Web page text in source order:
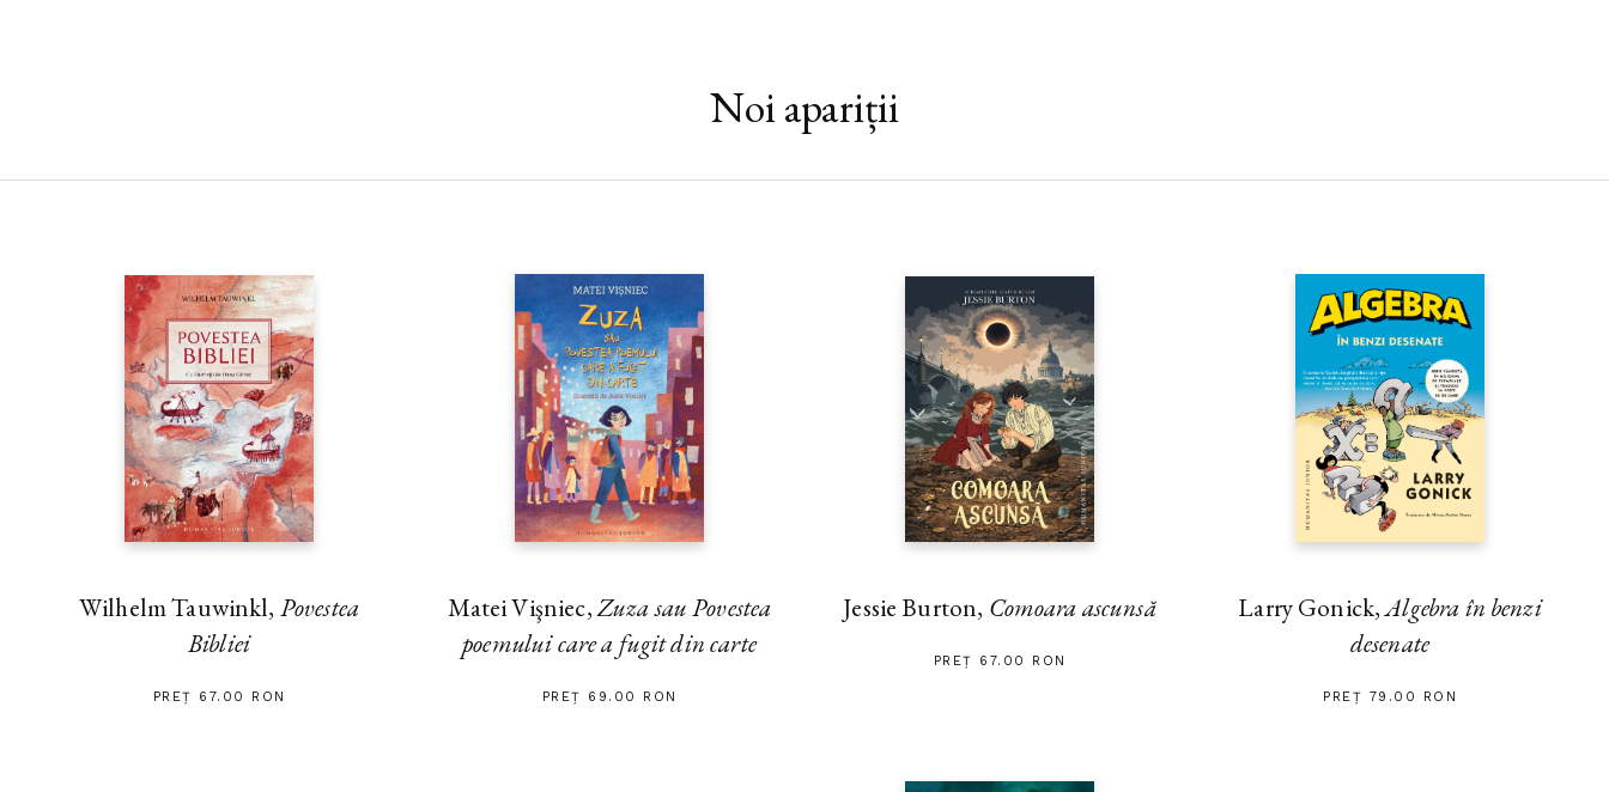
întoarcere în Cetatea Sufletelor, Val se hotărăște să caute
acest loc straniu, netrecut pe nici o hartă din lume. Împreună
poartă pe cei doi din regatul mării, unde domneşte caracatiţa
Elacaravolturna, care ştie să vindece suferinţele cu poveşti,
într-un oraş ciudat, care-şi schimbă forma cu fiecare cuvânt
rostit de locuitorii săi, în ţinutul balaurului poet O şi, în cele
din urmă, în Palatul Lunii, unde stăpânesc visele, păstrătoarele
tuturor tainelor omeneşti. Ajuns aici, Val e uimit să descopere
că sfârşitul drumului nu-i capătul călătoriei şi că pentru el
adevărata aventură de-abia începe.
Noi apariții
Wilhelm Tauwinkl, Povestea
Bibliei
PREȚ 67.00 RON
Matei Vişniec,Zuza sau Povestea
poemului care a fugit din carte
PREȚ 69.00 RON
Jessie Burton, Comoara ascunsă
PREȚ 67.00 RON
Larry Gonick,Algebra în benzi
desenate
PREȚ 79.00 RON